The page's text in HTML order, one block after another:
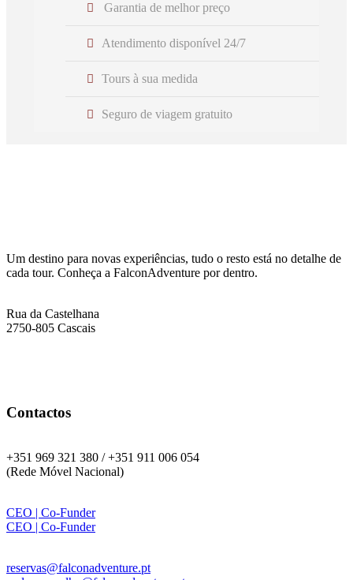
Garantia de melhor preço
Atendimento disponível 24/7
Tours à sua medida
Seguro de viagem gratuito
Um destino para novas experiências, tudo o resto está no detalhe de
cada tour. Conheça a FalconAdventure por dentro.
Rua da Castelhana
2750-805 Cascais
Contactos
+351 969 321 380 / +351 911 006 054
(Rede Móvel Nacional)
CEO | Co-Funder
CEO | Co-Funder
reservas@falconadventure.pt